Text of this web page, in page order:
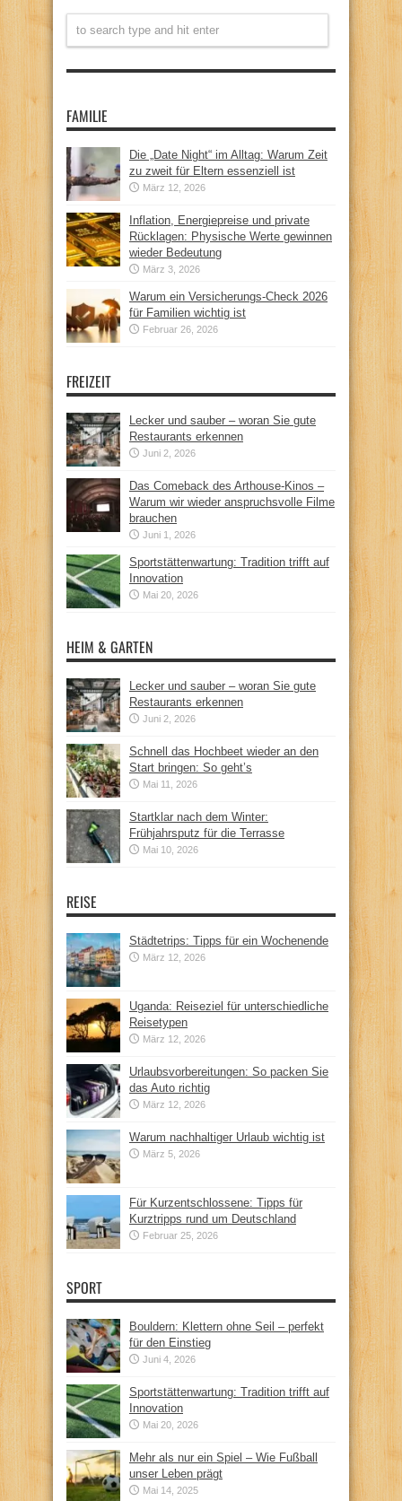
FAMILIE
Die „Date Night“ im Alltag: Warum Zeit
zu zweit für Eltern essenziell ist
März 12, 2026
Inflation, Energiepreise und private
Rücklagen: Physische Werte gewinnen
wieder Bedeutung
März 3, 2026
Warum ein Versicherungs-Check 2026
für Familien wichtig ist
Februar 26, 2026
FREIZEIT
Lecker und sauber – woran Sie gute
Restaurants erkennen
Juni 2, 2026
Das Comeback des Arthouse-Kinos –
Warum wir wieder anspruchsvolle Filme
brauchen
Juni 1, 2026
Sportstättenwartung: Tradition trifft auf
Innovation
Mai 20, 2026
HEIM & GARTEN
Lecker und sauber – woran Sie gute
Restaurants erkennen
Juni 2, 2026
Schnell das Hochbeet wieder an den
Start bringen: So geht’s
Mai 11, 2026
Startklar nach dem Winter:
Frühjahrsputz für die Terrasse
Mai 10, 2026
REISE
Städtetrips: Tipps für ein Wochenende
März 12, 2026
Uganda: Reiseziel für unterschiedliche
Reisetypen
März 12, 2026
Urlaubsvorbereitungen: So packen Sie
das Auto richtig
März 12, 2026
Warum nachhaltiger Urlaub wichtig ist
März 5, 2026
Für Kurzentschlossene: Tipps für
Kurztripps rund um Deutschland
Februar 25, 2026
SPORT
Bouldern: Klettern ohne Seil – perfekt
für den Einstieg
Juni 4, 2026
Sportstättenwartung: Tradition trifft auf
Innovation
Mai 20, 2026
Mehr als nur ein Spiel – Wie Fußball
unser Leben prägt
Mai 14, 2025